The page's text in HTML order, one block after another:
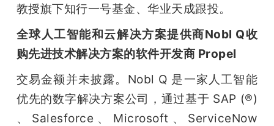
教授旗下知行一号基金、华业天成跟投。
全球人工智能和云解决方案提供商Nobl Q收
购先进技术解决方案的软件开发商 Propel
交易金额并未披露。Nobl Q 是一家人工智能
优先的数字解决方案公司，通过基于 SAP (®)
、Salesforce、Microsoft、ServiceNow